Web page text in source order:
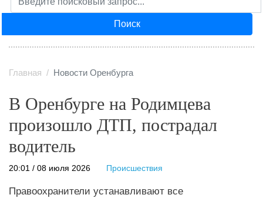
Поиск
Главная Новости Оренбурга
В Оренбурге на Родимцева
произошло ДТП, пострадал
водитель
20:01 / 08 июля 2026 Происшествия
Правоохранители устанавливают все